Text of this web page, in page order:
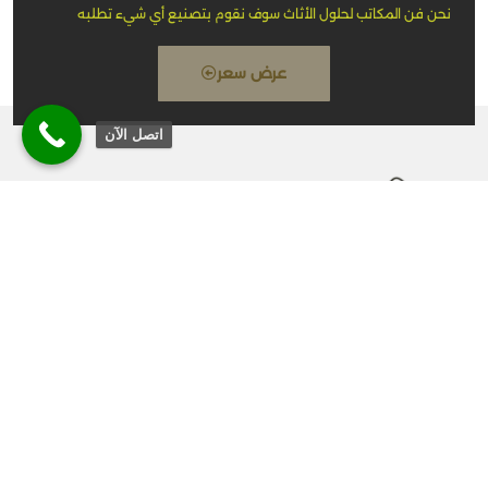
نحن فن المكاتب لحلول الأثاث سوف نقوم بتصنيع أي شيء تطلبه
عرض سعر
اتصل الآن